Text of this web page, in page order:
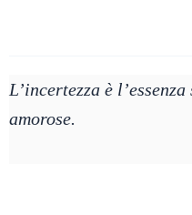
L’incertezza è
amorose.